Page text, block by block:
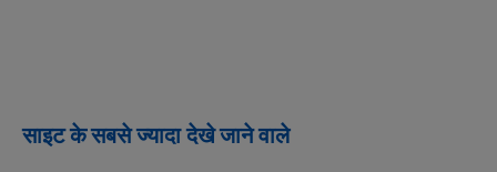
साइट के सबसे ज्यादा देखे जाने वाले